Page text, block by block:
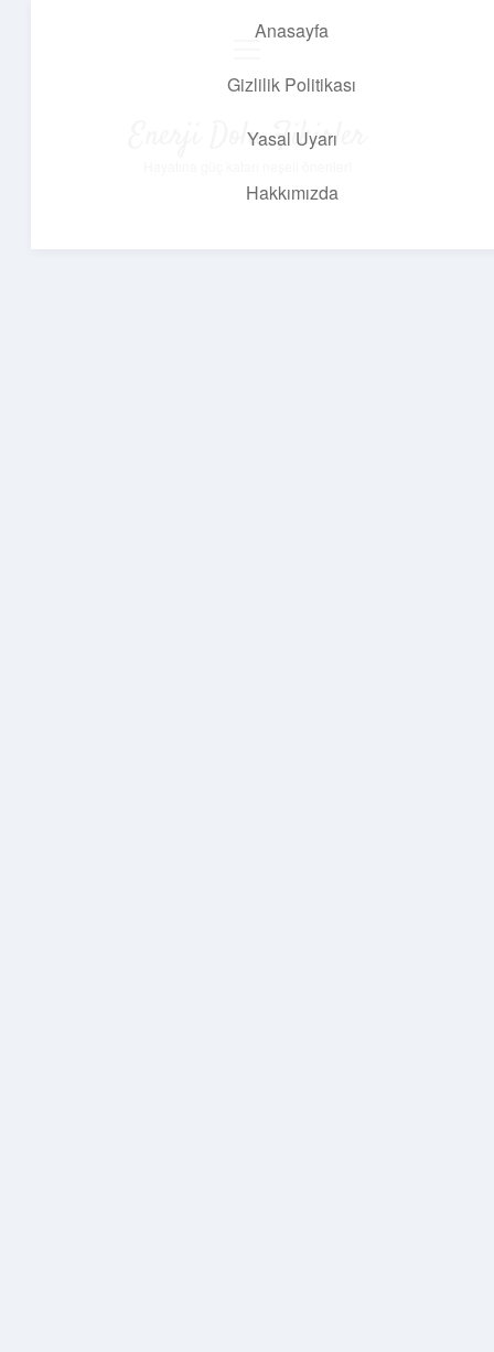
Anasayfa
Gizlilik Politikası
Yasal Uyarı
Hakkımızda
Enerji Dolu Fikirler